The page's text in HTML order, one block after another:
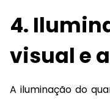
4.
visual e
A iluminação do